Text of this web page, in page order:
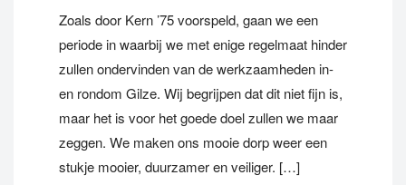
Zoals door Kern ’75 voorspeld, gaan we een
periode in waarbij we met enige regelmaat hinder
zullen ondervinden van de werkzaamheden in-
en rondom Gilze. Wij begrijpen dat dit niet fijn is,
maar het is voor het goede doel zullen we maar
zeggen. We maken ons mooie dorp weer een
stukje mooier, duurzamer en veiliger. […]